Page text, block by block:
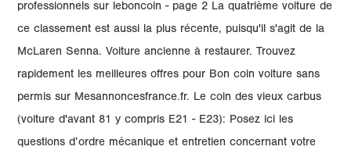
professionnels sur leboncoin - page 2 La quatrième voiture de
ce classement est aussi la plus récente, puisqu'il s'agit de la
McLaren Senna. Voiture ancienne à restaurer. Trouvez
rapidement les meilleures offres pour Bon coin voiture sans
permis sur Mesannoncesfrance.fr. Le coin des vieux carbus
(voiture d'avant 81 y compris E21 - E23): Posez ici les
questions d’ordre mécanique et entretien concernant votre